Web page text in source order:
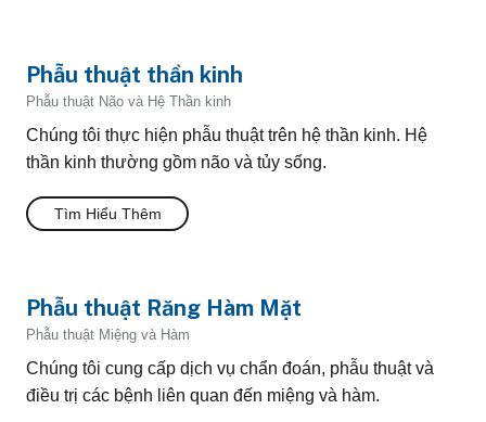
Phẫu thuật thần kinh
Phẫu thuật Não và Hệ Thần kinh
Chúng tôi thực hiện phẫu thuật trên hệ thần kinh. Hệ
thần kinh thường gồm não và tủy sống.
Tìm Hiểu Thêm
Phẫu thuật Răng Hàm Mặt
Phẫu thuật Miệng và Hàm
Chúng tôi cung cấp dịch vụ chẩn đoán, phẫu thuật và
điều trị các bệnh liên quan đến miệng và hàm.